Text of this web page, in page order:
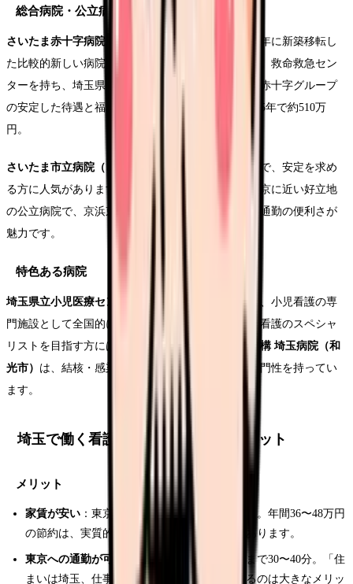
総合病院・公立病院
さいたま赤十字病院（さいたま市中央区）
は、2017年に新築移転し
た比較的新しい病院で、最新の設備が整っています。救命救急セン
ターを持ち、埼玉県の救急医療の中核を担います。赤十字グループ
の安定した待遇と福利厚生も魅力です。年収は経験5年で約510万
円。
さいたま市立病院（さいたま市緑区）
は公務員待遇で、安定を求め
る方に人気があります。
も東京に近い好立地
の公立病院で、京浜東北線で東京駅まで40分という通勤の便利さが
魅力です。
特色ある病院
埼玉県立小児医療センター（さいたま市中央区）
は、小児看護の専
門施設として全国的に高い評価を得ています。小児看護のスペシャ
リストを目指す方には最適な環境です。
国立病院機構 埼玉病院（和
光市） は、結核・感染症医療の拠点として独自の専門性を持ってい
ます。
埼玉で働く看護師のメリット・デメリット
メリット
家賃が安い ：東京23区と比べて月3〜4万円安い。年間36〜48万円
の節約は、実質的な年収アップと同じ効果があります。
東京への通勤が可能
：さいたま市から東京駅まで30〜40分。「住
まいは埼玉、仕事は東京」という選択ができるのは大きなメリッ